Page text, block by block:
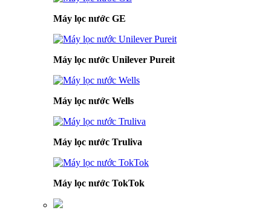
Máy lọc nước GE
Máy lọc nước Unilever Pureit
Máy lọc nước Wells
Máy lọc nước Truliva
Máy lọc nước TokTok